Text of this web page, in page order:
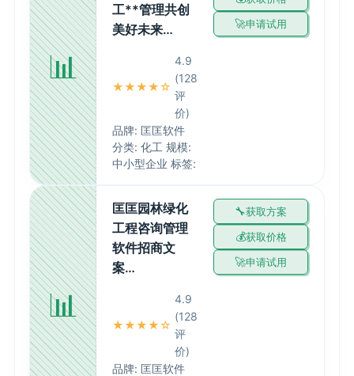
📊
工**管理共创
美好未来…
★★★★☆
4.9
(128
评
价)
品牌: 匡匡软件
分类: 化工 规模:
中小型企业 标签:
申请试用
📊
匡匡园林绿化
工程咨询管理
软件招商文
案…
★★★★☆
4.9
(128
评
价)
品牌: 匡匡软件
获取方案
获取价格
申请试用